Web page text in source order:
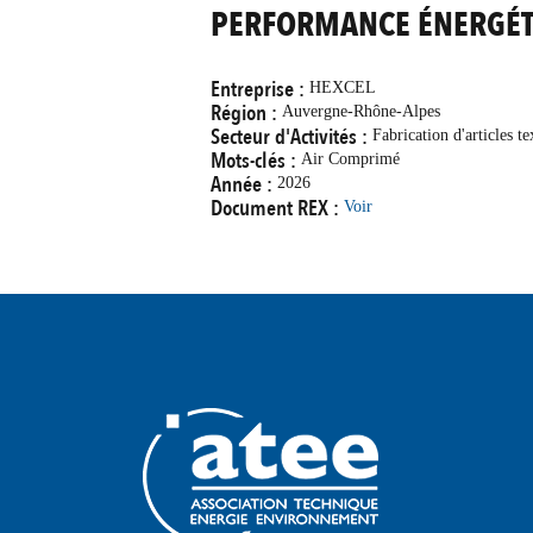
PERFORMANCE
Entreprise : HEXCEL
Région : Auvergne-Rhône-Alpes
Secteur d'Activités : Fabrication d'articles
Mots-clés : Air Comprimé
Année : 2026
Document REX : Voir